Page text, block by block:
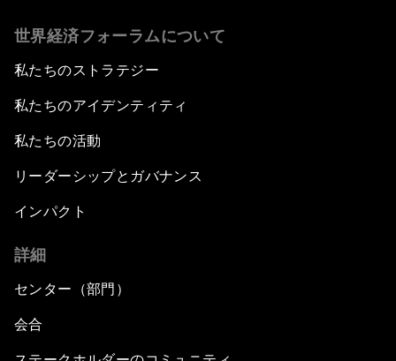
世界経済フォーラムについて
私たちのストラテジー
私たちのアイデンティティ
私たちの活動
リーダーシップとガバナンス
インパクト
詳細
センター（部門）
会合